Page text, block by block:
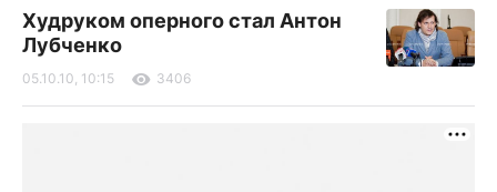
Худруком оперного стал Антон
Лубченко
05.10.10, 10:15 3406